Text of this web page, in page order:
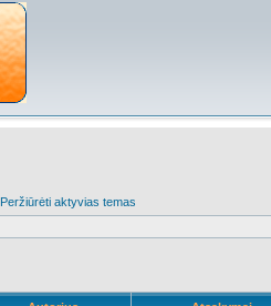
Peržiūrėti aktyvias temas